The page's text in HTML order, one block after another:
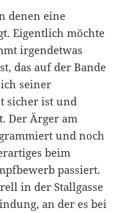
denen eine
Eigentlich möchte
irgendetwas
das auf der Bande
seiner
sicher ist und
Der Ärger am
und noch
beim
passiert.
in der Stallgasse
an der es bei